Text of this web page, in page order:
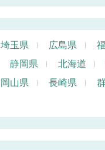
埼玉県 広島県
静岡県 北海道
岡山県 長崎県